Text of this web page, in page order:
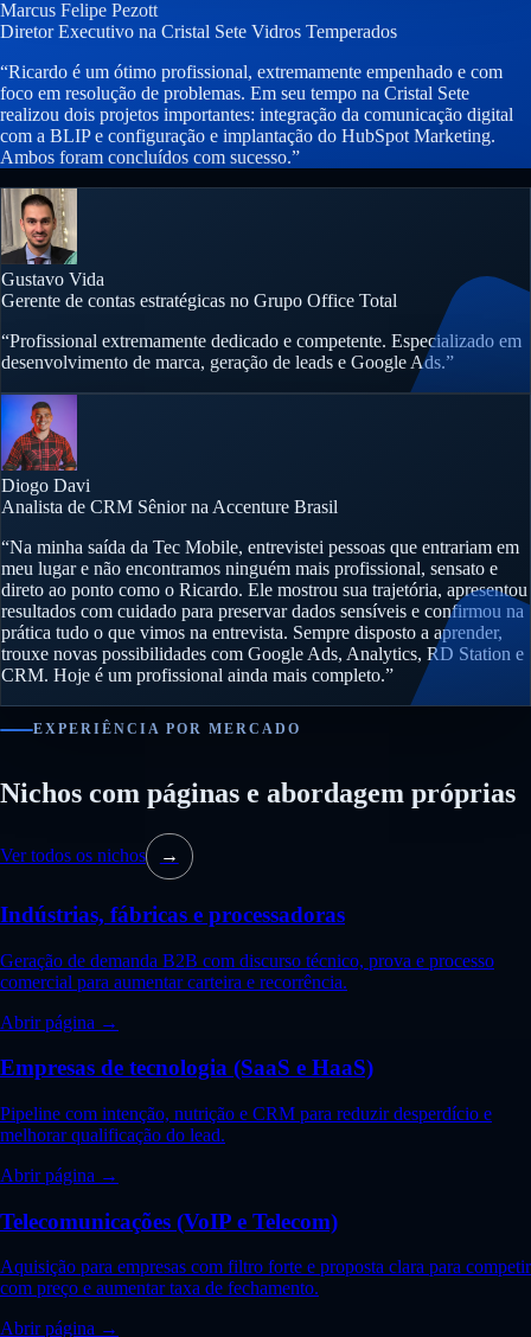
Marcus Felipe Pezott
Diretor Executivo na Cristal Sete Vidros Temperados
“Ricardo é um ótimo profissional, extremamente empenhado e com
foco em resolução de problemas. Em seu tempo na Cristal Sete
realizou dois projetos importantes: integração da comunicação digital
com a BLIP e configuração e implantação do HubSpot Marketing.
Ambos foram concluídos com sucesso.”
Gustavo Vida
Gerente de contas estratégicas no Grupo Office Total
“Profissional extremamente dedicado e competente. Especializado em
desenvolvimento de marca, geração de leads e Google Ads.”
Diogo Davi
Analista de CRM Sênior na Accenture Brasil
“Na minha saída da Tec Mobile, entrevistei pessoas que entrariam em
meu lugar e não encontramos ninguém mais profissional, sensato e
direto ao ponto como o Ricardo. Ele mostrou sua trajetória, apresentou
resultados com cuidado para preservar dados sensíveis e confirmou na
prática tudo o que vimos na entrevista. Sempre disposto a aprender,
trouxe novas possibilidades com Google Ads, Analytics, RD Station e
CRM. Hoje é um profissional ainda mais completo.”
EXPERIÊNCIA POR MERCADO
Nichos com páginas e abordagem próprias
Ver todos os nichos →
Indústrias, fábricas e processadoras
Geração de demanda B2B com discurso técnico, prova e processo
comercial para aumentar carteira e recorrência.
Abrir página →
Empresas de tecnologia (SaaS e HaaS)
Pipeline com intenção, nutrição e CRM para reduzir desperdício e
melhorar qualificação do lead.
Abrir página →
Telecomunicações (VoIP e Telecom)
Aquisição para empresas com filtro forte e proposta clara para competir
com preço e aumentar taxa de fechamento.
Abrir página →